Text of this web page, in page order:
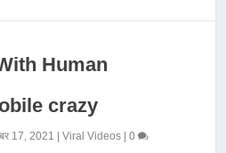
Human
crazy
17, 2021 |Viral Videos |0